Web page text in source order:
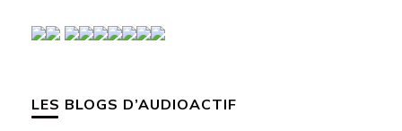
LES BLOGS D’AUDIOACTIF